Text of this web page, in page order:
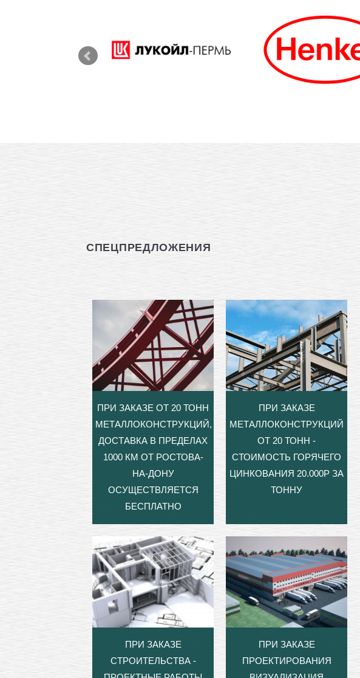
СПЕЦПРЕДЛОЖЕНИЯ
ПРИ ЗАКАЗЕ ОТ 20 ТОНН
МЕТАЛЛОКОНСТРУКЦИЙ,
ДОСТАВКА В ПРЕДЕЛАХ
1000 КМ ОТ РОСТОВА-
НА-ДОНУ
ОСУЩЕСТВЛЯЕТСЯ
БЕСПЛАТНО
ПРИ ЗАКАЗЕ
МЕТАЛЛОКОНСТРУКЦИЙ
ОТ 20 ТОНН -
СТОИМОСТЬ ГОРЯЧЕГО
ЦИНКОВАНИЯ 20.000Р ЗА
ТОННУ
ПРИ ЗАКАЗЕ
СТРОИТЕЛЬСТВА -
ПРИ ЗАКАЗЕ
ПРОЕКТИРОВАНИЯ